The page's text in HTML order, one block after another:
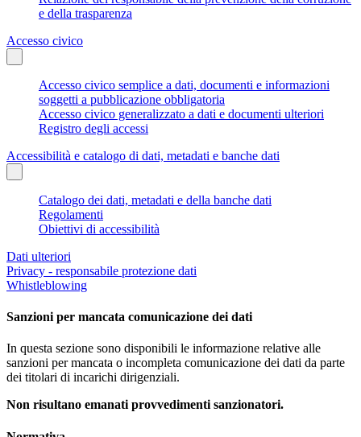
e della trasparenza
Accesso civico
Accesso civico semplice a dati, documenti e informazioni
soggetti a pubblicazione obbligatoria
Accesso civico generalizzato a dati e documenti ulteriori
Registro degli accessi
Accessibilità e catalogo di dati, metadati e banche dati
Catalogo dei dati, metadati e della banche dati
Regolamenti
Obiettivi di accessibilità
Dati ulteriori
Privacy - responsabile protezione dati
Whistleblowing
Sanzioni per mancata comunicazione dei dati
In questa sezione sono disponibili le informazione relative alle
sanzioni per mancata o incompleta comunicazione dei dati da parte
dei titolari di incarichi dirigenziali.
Non risultano emanati provvedimenti sanzionatori.